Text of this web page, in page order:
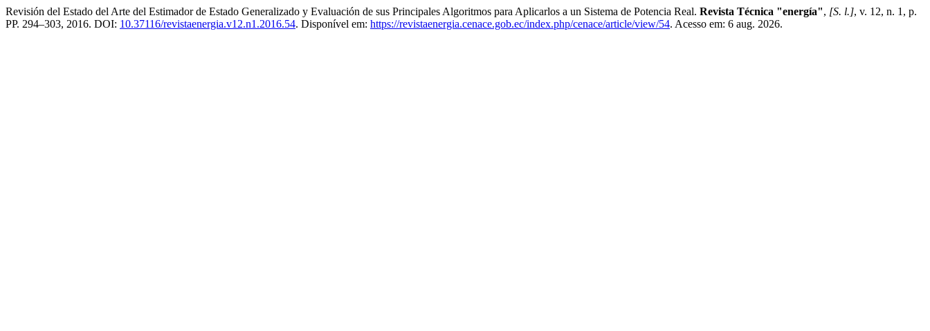
Revisión del Estado del Arte del Estimador de Estado Generalizado y Evaluación de sus Principales Algoritmos para Aplicarlos a un Sistema de Potencia Real. Revista Técnica "energía", [S. l.], v. 12, n. 1, p.
PP. 294–303, 2016. DOI: 10.37116/revistaenergia.v12.n1.2016.54. Disponível em: https://revistaenergia.cenace.gob.ec/index.php/cenace/article/view/54. Acesso em: 6 aug. 2026.